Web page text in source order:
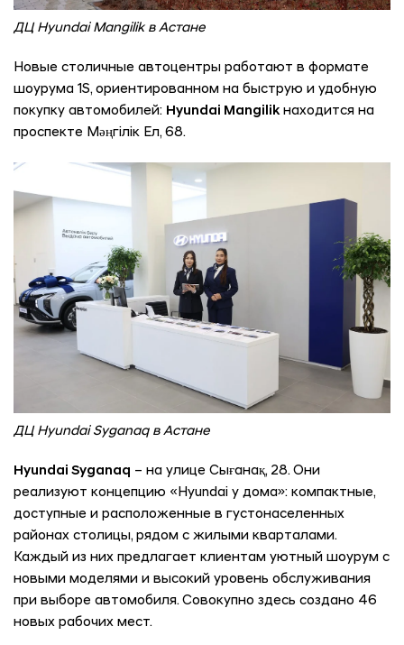
ДЦ Hyundai Mangilik в Астане
Новые столичные автоцентры работают в формате
шоурума 1S, ориентированном на быструю и удобную
покупку автомобилей: Hyundai Mangilikнаходится на
проспекте Мәңгілік Ел, 68.
ДЦ Hyundai Syganaq в Астане
Hyundai Syganaq – на улице Сығанақ, 28. Они
реализуют концепцию «Hyundai у дома»: компактные,
доступные и расположенные в густонаселенных
районах столицы, рядом с жилыми кварталами.
Каждый из них предлагает клиентам уютный шоурум с
новыми моделями и высокий уровень обслуживания
при выборе автомобиля. Совокупно здесь создано 46
новых рабочих мест.